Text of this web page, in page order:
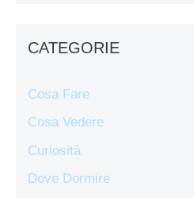
CATEGORIE
Cosa Fare
Cosa Vedere
Curiosità
Dove Dormire